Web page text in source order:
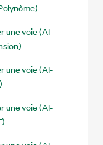
une voie (AI-
une voie (AI-
une voie (AI-